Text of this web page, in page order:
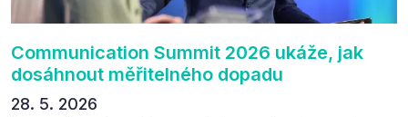
Communication Summit 2026 ukáže, jak
dosáhnout měřitelného dopadu
28. 5. 2026